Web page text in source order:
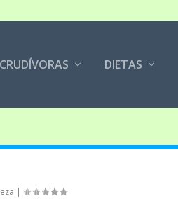
CRUDÍVORAS DIETAS
|